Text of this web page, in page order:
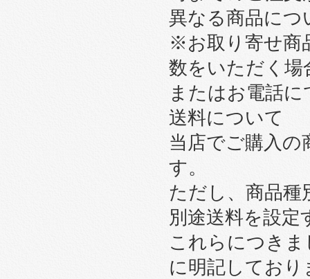
異なる商品につ
※お取り寄せ商
数をいただく場
またはお電話
送料について
当店でご購入の
す。
ただし、商品種
別途送料を設定
これらにつき
に明記しており